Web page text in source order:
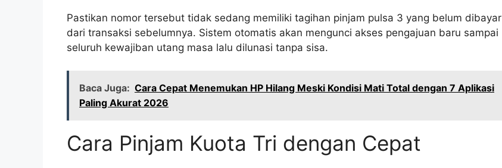
Pastikan nomor tersebut tidak sedang memiliki tagihan pinjam pulsa 3 yang belum dibayar
dari transaksi sebelumnya. Sistem otomatis akan mengunci akses pengajuan baru sampai
seluruh kewajiban utang masa lalu dilunasi tanpa sisa.
Baca Juga: Cara Cepat Menemukan HP Hilang Meski Kondisi Mati Total dengan 7 Aplikasi
Paling Akurat 2026
Cara Pinjam Kuota Tri dengan Cepat